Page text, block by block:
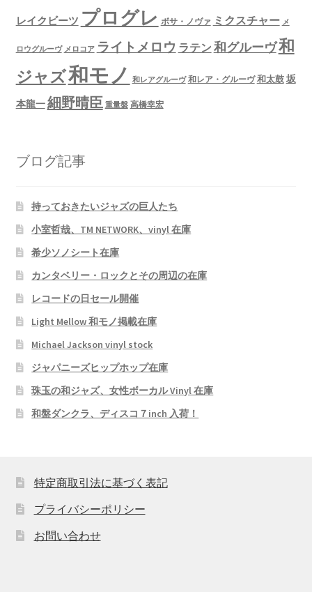
レイクビーツ プログレ ボサ・ノヴァ ミクスチャー メ
ロウグルーヴ メロコア ライトメロウ ラテン 和グルーヴ和
ジャズ和モノ 和レアグルーヴ 和レア・グルーヴ 和太鼓坂
本龍一細野晴臣 重量盤 高橋幸宏
ブログ記事
持っておきたいジャズの巨人たち
小室哲哉、TM NETWORK、vinyl 在庫
希少ソノシート在庫
カンタベリー・ロックとその周辺の在庫
レコードの日セール開催
Light Mellow 和モノ掲載在庫
Michael Jackson vinyl stock
ジャパニーズヒップホップ在庫
珠玉の和ジャズ、女性ボーカル Vinyl 在庫
和盤ダンクラ、ディスコ７inch 入荷！
特定商取引法に基づく表記
プライバシーポリシー
お問い合わせ